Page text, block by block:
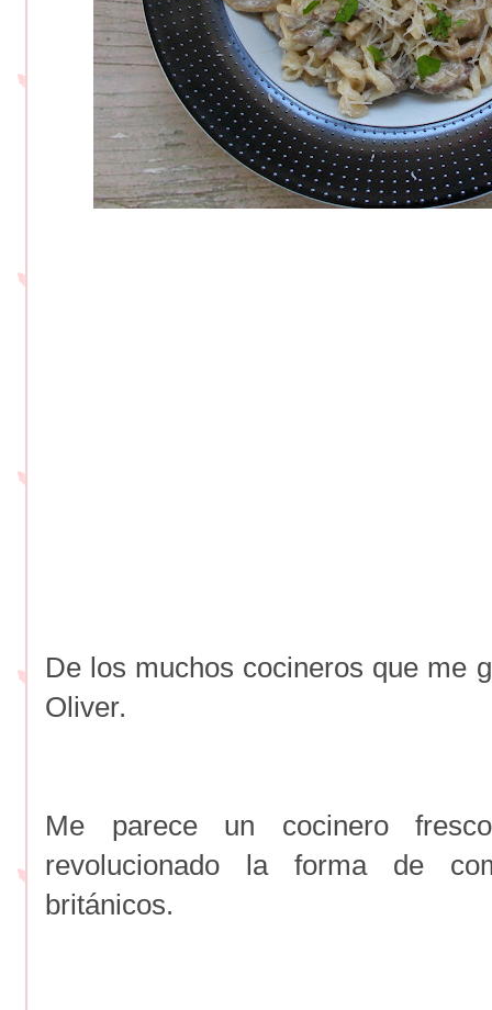
De los muchos cocineros que me
Oliver.
Me parece un cocinero
revolucionado la forma de
británicos.